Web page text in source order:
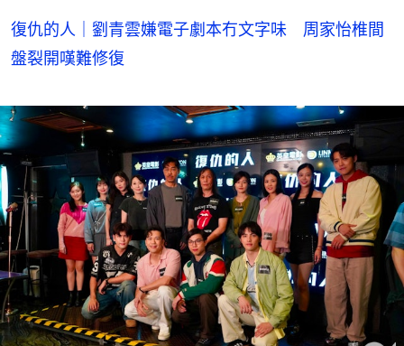
復仇的人｜劉青雲嫌電子劇本冇文字味 周家怡椎間
盤裂開嘆難修復